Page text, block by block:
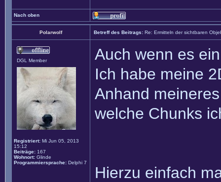
Nach oben
Polarwolf Betreff des Beitrags: Re: Ermitteln der sichtbaren
DGL Member
Registriert: Mi Jun 05, 2013
15:12
Beiträge: 167
Wohnort: Glinde
Programmiersprache: Delphi 7
Auch wenn es
Ich habe meine
Anhand
welche Chunks
Hierzu einfach